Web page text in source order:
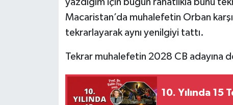
Macaristan’da muhalefetin Orban
tekrarlayarak aynı yenilgiyi tattı.
Tekrar muhalefetin 2028 CB adayına
10. Yılında 15